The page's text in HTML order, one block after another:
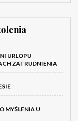
URLOPU
ZATRUDNIENIA
MYŚLENIA U